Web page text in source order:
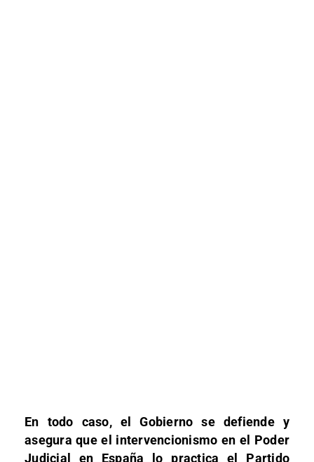
En todo caso, el Gobierno se defiende y
asegura que el intervencionismo en el Poder
Judicial en España lo practica el Partido